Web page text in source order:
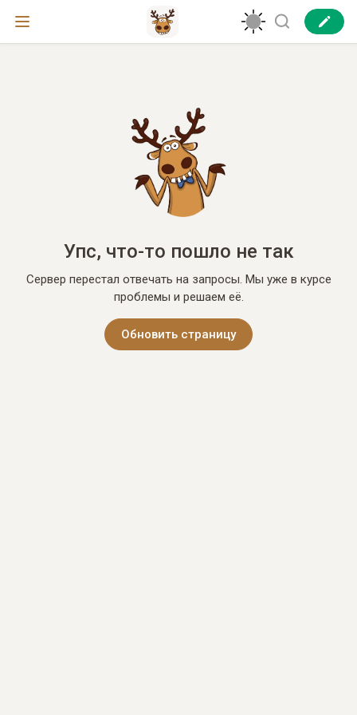
Упс, что-то пошло не так
Сервер перестал отвечать на запросы. Мы уже в курсе
проблемы и решаем её.
Обновить страницу